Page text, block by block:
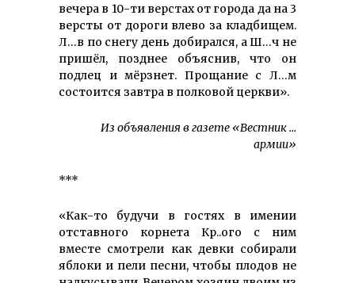
вечера в 10-ти верстах от города да на 3
версты от дороги влево за кладбищем.
Л…в по снегу день добирался, а Ш…ч не
пришёл, позднее объяснив, что он
подлец и мёрзнет. Прощание с Л…м
состоится завтра в полковой церкви».
Из объявления в газете «Вестник …
армии»
***
«Как-то будучи в гостях в имении
отставного корнета Кр..ого с ним
вместе смотрели как девки собирали
яблоки и пели песни, чтобы плодов не